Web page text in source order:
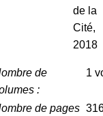
de la
Cité,
2018
de
:
1
de pages